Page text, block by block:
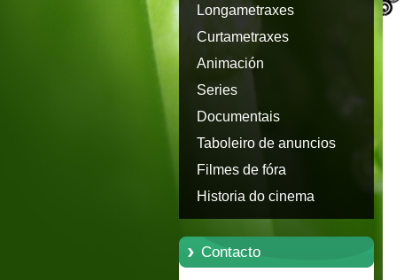
Longametraxes
Curtametraxes
Animación
Series
Documentais
Taboleiro de anuncios
Filmes de fóra
Historia do cinema
Contacto